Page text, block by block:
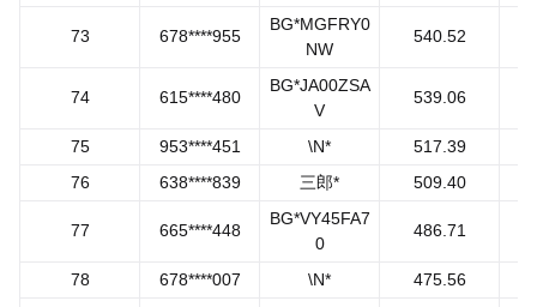
73 678****955
BG*MGFRY0
NW
540.52
74 615****480
BG*JA00ZSA
V
539.06
75 953****451 \N*
517.39
76
638****839 三郎* 509.40
77 665****448
BG*VY45FA7
0
486.71
78 678****007 \N*
475.56